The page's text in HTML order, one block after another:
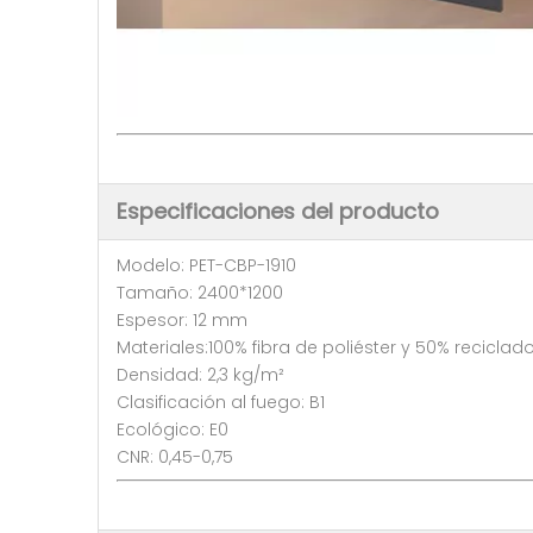
Especificaciones del producto
Modelo: PET-CBP-1910
Tamaño: 2400*1200
Espesor: 12 mm
Materiales:100% fibra de poliéster y 50%
Densidad: 2,3 kg/m²
Clasificación al fuego: B1
Ecológico: E0
CNR: 0,45-0,75